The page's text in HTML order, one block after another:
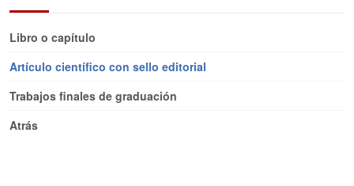
Libro o capítulo
Artículo científico con sello editorial
Trabajos finales de graduación
Atrás